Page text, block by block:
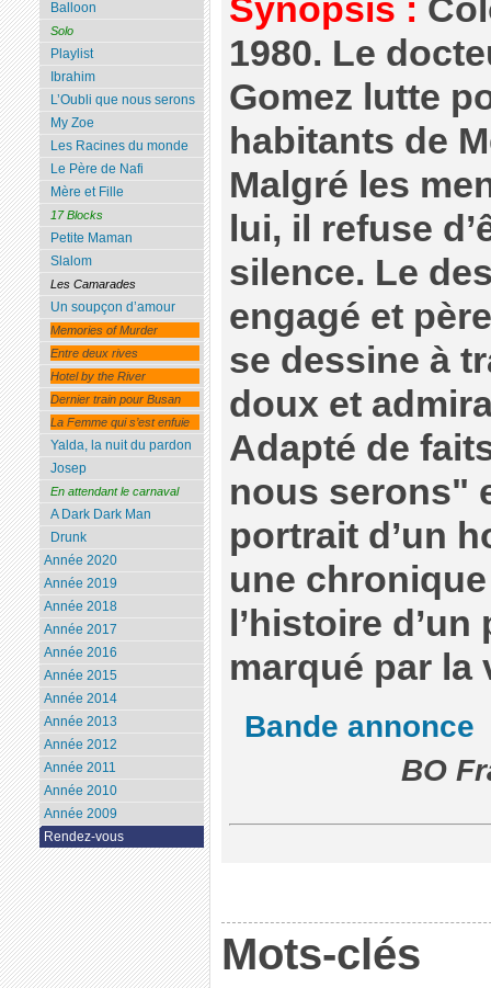
Synopsis :
1980. Le
Gomez lutte
habitants de
Malgré les
lui, il refuse
silence. Le
engagé et
se dessine à
doux et
Adapté de
nous serons"
portrait d’un
une
l’histoire
marqué par la
Bande annonce
BO
Mots-clés
Balloon
Solo
Playlist
Ibrahim
L’Oubli que nous serons
My Zoe
Les Racines du monde
Le Père de Nafi
Mère et Fille
17 Blocks
Petite Maman
Slalom
Les Camarades
Un soupçon d’amour
Memories of Murder
Entre deux rives
Hotel by the River
Dernier train pour Busan
La Femme qui s’est enfuie
Yalda, la nuit du pardon
Josep
En attendant le carnaval
A Dark Dark Man
Drunk
Année 2020
Année 2019
Année 2018
Année 2017
Année 2016
Année 2015
Année 2014
Année 2013
Année 2012
Année 2011
Année 2010
Année 2009
Rendez-vous